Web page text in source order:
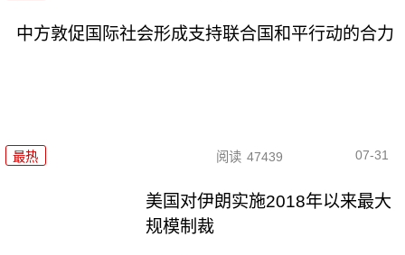
中方敦促国际社会形成支持联合国和平行动的合力
最热 阅读 47439 07-31
美国对伊朗实施2018年以来最大
规模制裁